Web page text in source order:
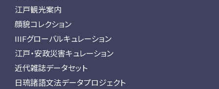
江戸観光案内
顔貌コレクション
IIIFグローバルキュレーション
江戸・安政災害キュレーション
近代雑誌データセット
日琉諸語文法データプロジェクト